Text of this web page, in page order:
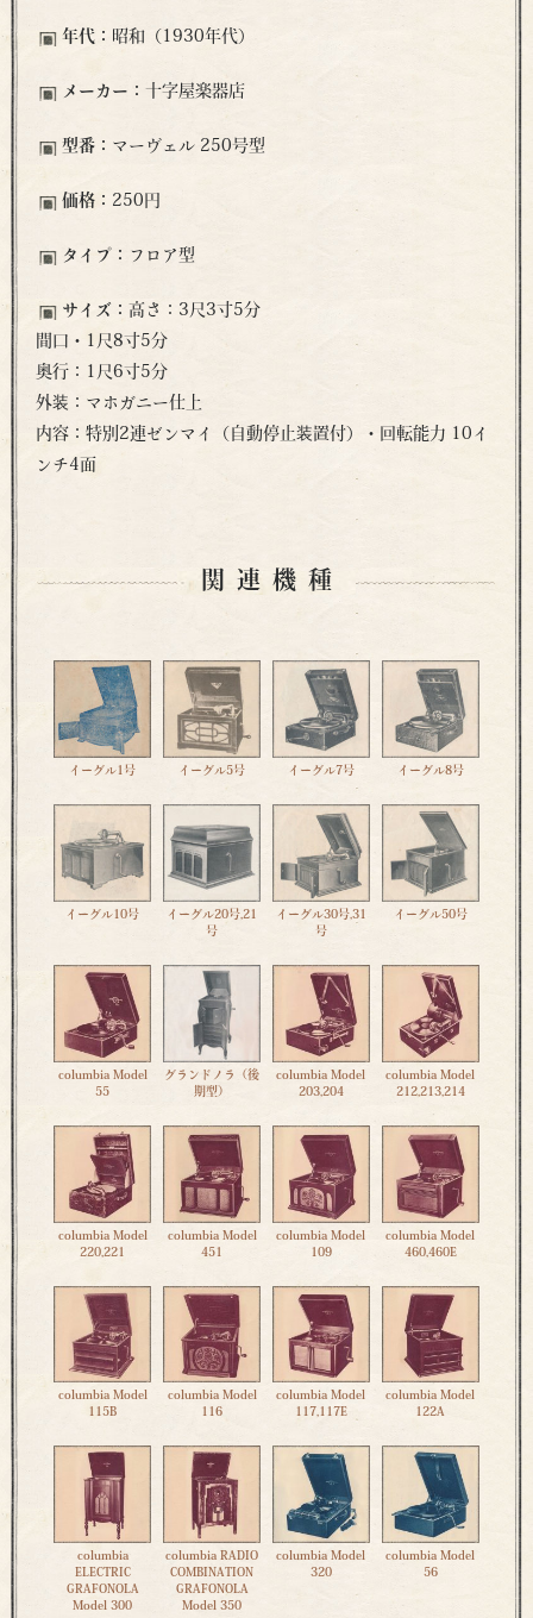
年代： 昭和（1930年代）
メーカー：十字屋楽器店
型番： マーヴェル 250号型
価格： 250円
タイプ： フロア型
サイズ： 高さ：3尺3寸5分
間口・1尺8寸5分
奥行：1尺6寸5分
外装：マホガニー仕上
内容：特別2連ゼンマイ（自動停止装置付）・回転能力 10イ
ンチ4面
関連機種
イーグル1号 イーグル5号 イーグル7号 イーグル8号
イーグル10号
イーグル20号,21
号
イーグル30号,31
号
イーグル50号
columbia Model
55
グランドノラ（後
期型）
columbia Model
203,204
columbia Model
212,213,214
columbia Model
220,221
columbia Model
451
columbia Model
109
columbia Model
460,460E
columbia Model
115B
columbia Model
116
columbia Model
117,117E
columbia Model
122A
columbia
ELECTRIC
GRAFONOLA
Model 300
columbia RADIO
COMBINATION
GRAFONOLA
Model 350
columbia Model
320
columbia Model
56